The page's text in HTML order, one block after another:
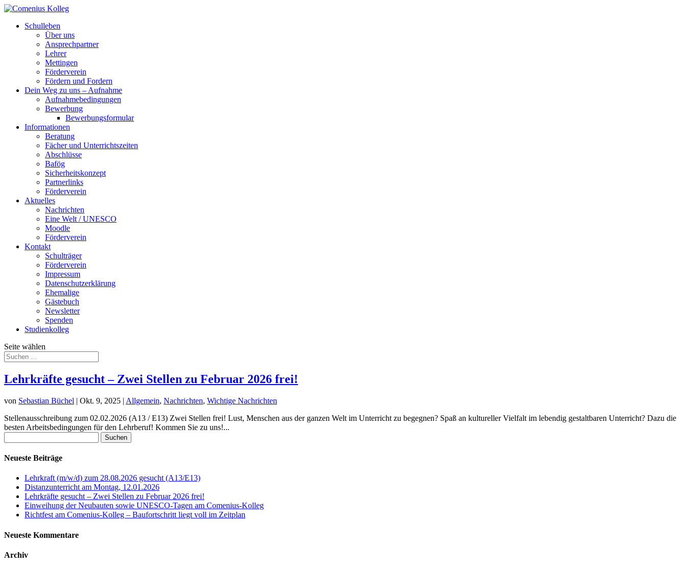
Schulleben
Über uns
Ansprechpartner
Lehrer
Mettingen
Förderverein
Fördern und Fordern
Dein Weg zu uns – Aufnahme
Aufnahmebedingungen
Bewerbung
Bewerbungsformular
Informationen
Beratung
Fächer und Unterrichtszeiten
Abschlüsse
Bafög
Sicherheitskonzept
Partnerlinks
Förderverein
Aktuelles
Nachrichten
Eine Welt / UNESCO
Moodle
Förderverein
Kontakt
Schulträger
Förderverein
Impressum
Datenschutzerklärung
Ehemalige
Gästebuch
Newsletter
Spenden
Studienkolleg
Seite wählen
Lehrkräfte gesucht – Zwei Stellen zu Februar 2026 frei!
von Sebastian Büchel | Okt. 9, 2025 | Allgemein, Nachrichten, Wichtige Nachrichten
Stellenausschreibung zum 02.02.2026 (A13 / E13) Zwei Stellen frei! Lust, Menschen aus der ganzen Welt im Unterricht zu begegnen? Spaß an kultureller Vielfalt im lebendig gestaltbaren Unterricht? Dazu die
besten Arbeitsbedingungen für den Lehrberuf! Kommen Sie zu uns!...
nach:
Neueste Beiträge
Lehrkraft (m/w/d) zum 28.08.2026 gesucht (A13/E13)
Distanzunterricht am Montag, 12.01.2026
Lehrkräfte gesucht – Zwei Stellen zu Februar 2026 frei!
Einweihung der Neubauten sowie UNESCO-Tagen am Comenius-Kolleg
Richtfest am Comenius-Kolleg – Baufortschritt liegt voll im Zeitplan
Neueste Kommentare
Archiv